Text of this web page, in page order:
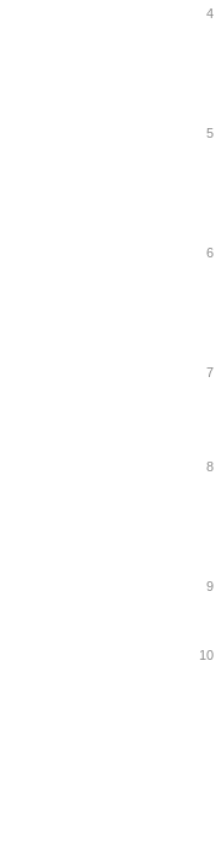
4
5
6
7
8
9
10